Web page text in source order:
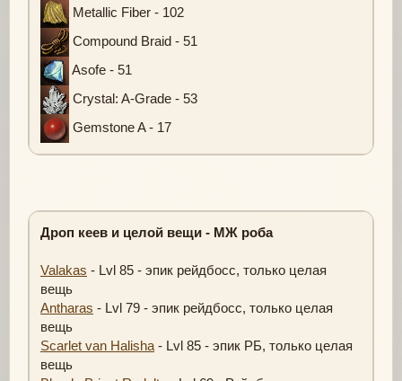
Metallic Fiber - 102
Compound Braid - 51
Asofe - 51
Crystal: A-Grade - 53
Gemstone A - 17
Дроп кеев и целой вещи - МЖ роба
Valakas - Lvl 85 - эпик рейдбосс, только целая
вещь
Antharas - Lvl 79 - эпик рейдбосс, только целая
вещь
Scarlet van Halisha - Lvl 85 - эпик РБ, только целая
вещь